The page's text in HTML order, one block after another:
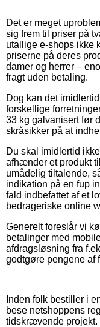
Det er meget
sig frem til priser på
utallige e-shops ikke
priserne på deres
damer og herrer –
fragt uden betaling.
Dog kan det
forskellige
33 kg galvanisert før
skråsikker på at
Du skal imidlertid
afhænder et produkt
umådelig tiltalende,
indikation på en fup
fald indbefattet af et
bedrageriske online
Generelt foreslår vi
betalinger med
afdragsløsning fra
godtgøre pengene af
Inden folk bestiller i
bese netshoppens
tidskrævende projekt.